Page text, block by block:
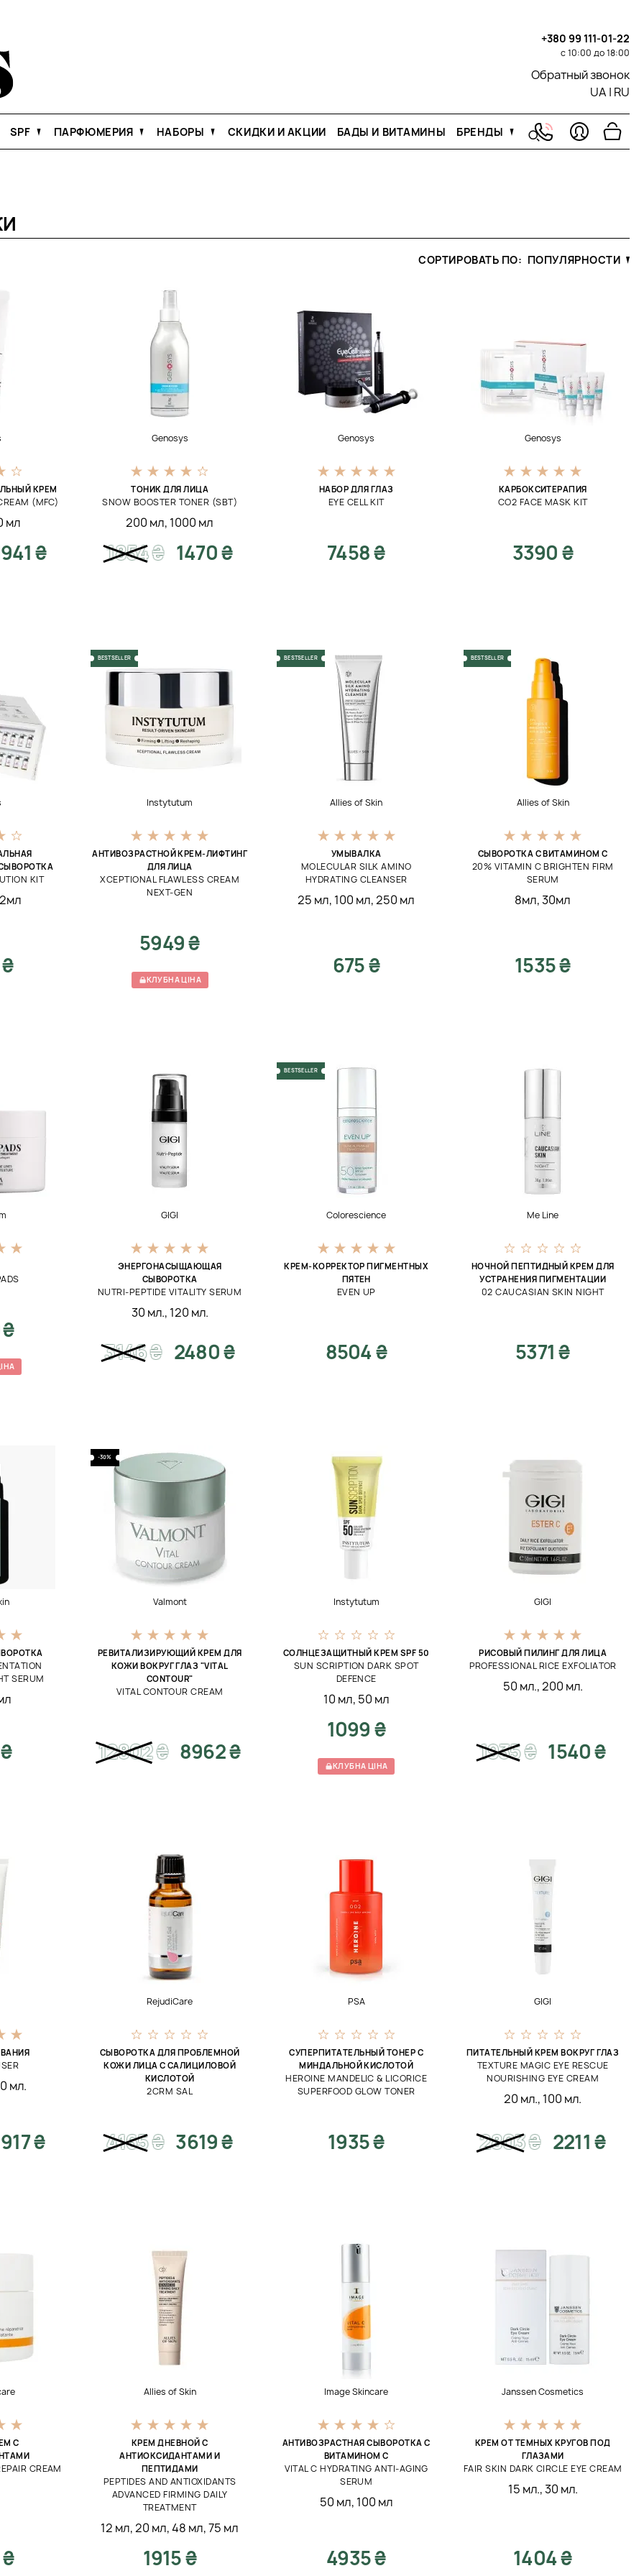
+380 99 111-01-22
с 10:00 до 18:00
Обратный звонок
UA | RU
SPF ПАРФЮМЕРИЯ НАБОРЫ СКИДКИ И АКЦИИ БАДЫ И ВИТАМИНЫ БРЕНДЫ
СОРТИРОВАТЬ ПО: ПОПУЛЯРНОСТИ
КРЕМ
(MFC)
мл
₴
Genosys
ТОНИК ДЛЯ ЛИЦА
SNOW BOOSTER TONER (SBT)
200 мл, 1000 мл
1854₴ 1470 ₴
Genosys
НАБОР ДЛЯ ГЛАЗ
EYE CELL KIT
7458 ₴
Genosys
КАРБОКСИТЕРАПИЯ
CO2 FACE MASK KIT
3390 ₴
KIT
BESTSELLER
Instytutum
АНТИВОЗРАСТНОЙ КРЕМ-ЛИФТИНГ
ДЛЯ ЛИЦА
XCEPTIONAL FLAWLESS CREAM
NEXT-GEN
5949 ₴
КЛУБНА ЦІНА
BESTSELLER
Allies of Skin
УМЫВАЛКА
MOLECULAR SILK AMINO
HYDRATING CLEANSER
25 мл, 100 мл,250 мл
675 ₴
BESTSELLER
Allies of Skin
СЫВОРОТКА С ВИТАМИНОМ С
20% VITAMIN C BRIGHTEN FIRM
SERUM
8мл,30мл
1535 ₴
GIGI
ЭНЕРГОНАСЫЩАЮЩАЯ
СЫВОРОТКА
NUTRI-PEPTIDE VITALITY SERUM
30 мл., 120 мл.
3146₴ 2480 ₴
BESTSELLER
Colorescience
КРЕМ-КОРРЕКТОР ПИГМЕНТНЫХ
ПЯТЕН
EVEN UP
8504 ₴
Me Line
НОЧНОЙ ПЕПТИДНЫЙ КРЕМ ДЛЯ
УСТРАНЕНИЯ ПИГМЕНТАЦИИ
02 CAUCASIAN SKIN NIGHT
5371 ₴
SERUM
-30%
Valmont
РЕВИТАЛИЗИРУЮЩИЙ КРЕМ ДЛЯ
КОЖИ ВОКРУГ ГЛАЗ "VITAL
CONTOUR"
VITAL CONTOUR CREAM
12802₴ 8962 ₴
Instytutum
СОЛНЦЕЗАЩИТНЫЙ КРЕМ SPF 50
SUN SCRIPTION DARK SPOT
DEFENCE
10 мл, 50 мл
1099 ₴
КЛУБНА ЦІНА
GIGI
РИСОВЫЙ ПИЛИНГ ДЛЯ ЛИЦА
PROFESSIONAL RICE EXFOLIATOR
50 мл.,200 мл.
1935₴ 1540 ₴
мл.
₴
RejudiCare
СЫВОРОТКА ДЛЯ ПРОБЛЕМНОЙ
КОЖИ ЛИЦА С САЛИЦИЛОВОЙ
КИСЛОТОЙ
2CRM SAL
4165₴ 3619 ₴
PSA
СУПЕРПИТАТЕЛЬНЫЙ ТОНЕР С
МИНДАЛЬНОЙ КИСЛОТОЙ
HEROINE MANDELIC & LICORICE
SUPERFOOD GLOW TONER
1935 ₴
GIGI
ПИТАТЕЛЬНЫЙ КРЕМ ВОКРУГ ГЛАЗ
TEXTURE MAGIC EYE RESCUE
NOURISHING EYE CREAM
20 мл., 100 мл.
2803₴ 2211 ₴
С
CREAM
Allies of Skin
КРЕМ ДНЕВНОЙ С
АНТИОКСИДАНТАМИ И
ПЕПТИДАМИ
PEPTIDES AND ANTIOXIDANTS
ADVANCED FIRMING DAILY
TREATMENT
12 мл,20 мл,48 мл,75 мл
1915 ₴
Image Skincare
АНТИВОЗРАСТНАЯ СЫВОРОТКА С
ВИТАМИНОМ С
VITAL C HYDRATING ANTI-AGING
SERUM
50 мл, 100 мл
4935 ₴
Janssen Cosmetics
КРЕМ ОТ ТЕМНЫХ КРУГОВ ПОД
ГЛАЗАМИ
FAIR SKIN DARK CIRCLE EYE CREAM
15 мл.,30 мл.
1404 ₴